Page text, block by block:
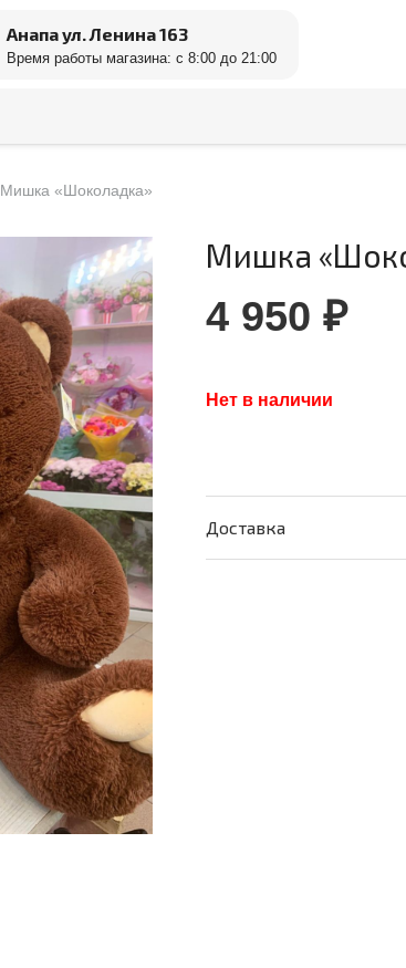
Анапа ул. Ленина 163
Время работы магазина: с 8:00 до 21:00
Мишка «Шоколадка»
Мишка
4 950₽
Нет в наличии
Доставка